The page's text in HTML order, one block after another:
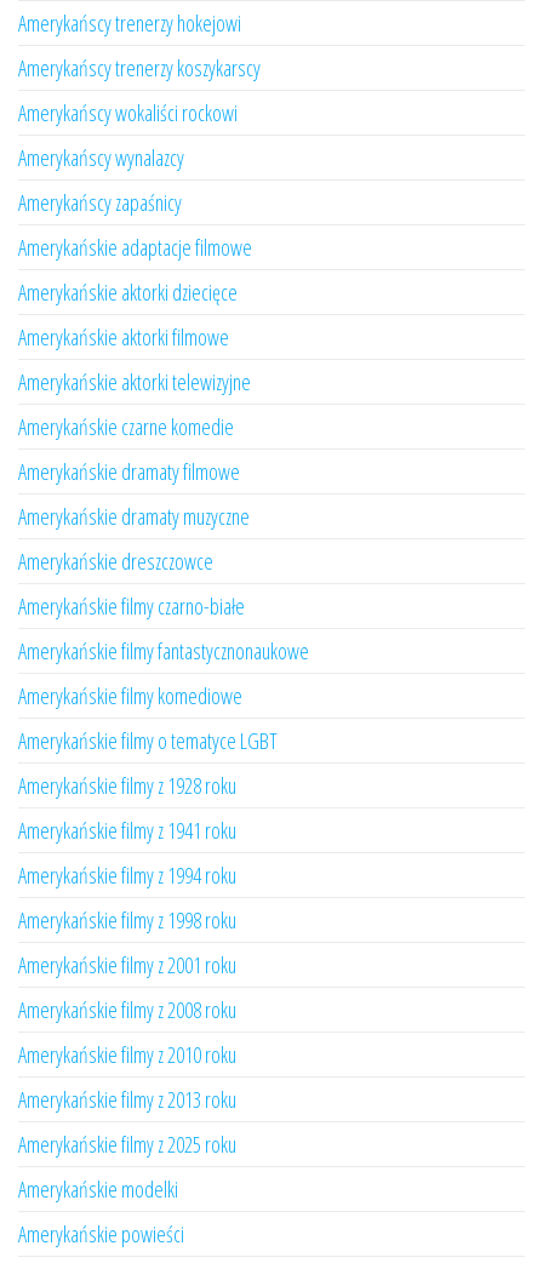
Amerykańscy trenerzy hokejowi
Amerykańscy trenerzy koszykarscy
Amerykańscy wokaliści rockowi
Amerykańscy wynalazcy
Amerykańscy zapaśnicy
Amerykańskie adaptacje filmowe
Amerykańskie aktorki dziecięce
Amerykańskie aktorki filmowe
Amerykańskie aktorki telewizyjne
Amerykańskie czarne komedie
Amerykańskie dramaty filmowe
Amerykańskie dramaty muzyczne
Amerykańskie dreszczowce
Amerykańskie filmy czarno-białe
Amerykańskie filmy fantastycznonaukowe
Amerykańskie filmy komediowe
Amerykańskie filmy o tematyce LGBT
Amerykańskie filmy z 1928 roku
Amerykańskie filmy z 1941 roku
Amerykańskie filmy z 1994 roku
Amerykańskie filmy z 1998 roku
Amerykańskie filmy z 2001 roku
Amerykańskie filmy z 2008 roku
Amerykańskie filmy z 2010 roku
Amerykańskie filmy z 2013 roku
Amerykańskie filmy z 2025 roku
Amerykańskie modelki
Amerykańskie powieści